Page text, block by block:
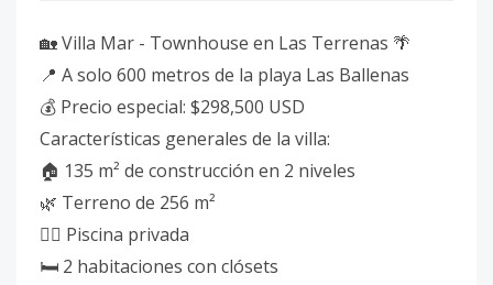
🏡 Villa Mar - Townhouse en Las Terrenas 🌴
📍 A solo 600 metros de la playa Las Ballenas
💰 Precio especial: $298,500 USD
Características generales de la villa:
🏠 135 m² de construcción en 2 niveles
🌿 Terreno de 256 m²
🏊‍♀️ Piscina privada
🛏️ 2 habitaciones con clósets